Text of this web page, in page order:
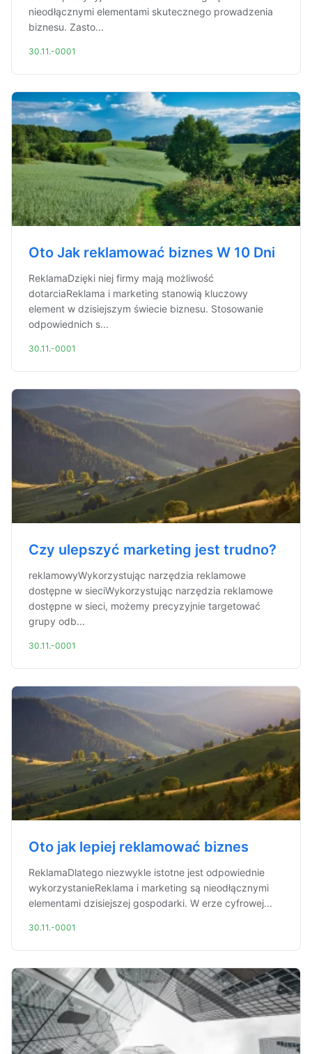
nieodłącznymi elementami skutecznego prowadzenia
biznesu. Zasto...
30.11.-0001
Oto Jak reklamować biznes W 10 Dni
ReklamaDzięki niej firmy mają możliwość
dotarciaReklama i marketing stanowią kluczowy
element w dzisiejszym świecie biznesu. Stosowanie
odpowiednich s...
30.11.-0001
Czy ulepszyć marketing jest trudno?
reklamowyWykorzystując narzędzia reklamowe
dostępne w sieciWykorzystując narzędzia reklamowe
dostępne w sieci, możemy precyzyjnie targetować
grupy odb...
30.11.-0001
Oto jak lepiej reklamować biznes
ReklamaDlatego niezwykle istotne jest odpowiednie
wykorzystanieReklama i marketing są nieodłącznymi
elementami dzisiejszej gospodarki. W erze cyfrowej...
30.11.-0001